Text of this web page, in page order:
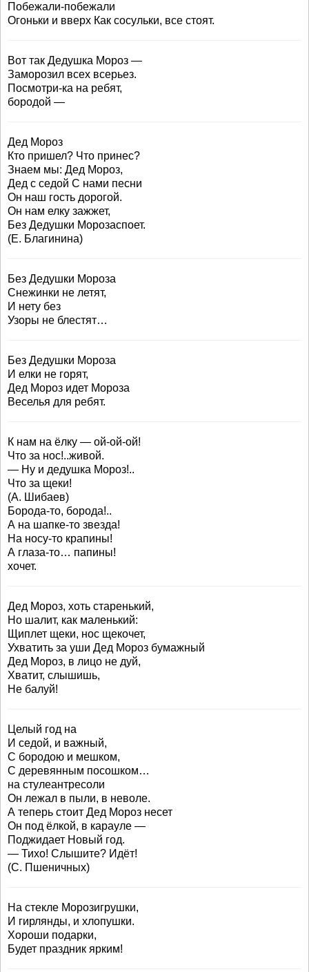
Побежали-побежали
Огоньки и вверх Как сосульки, все стоят.
Вот так Дедушка Мороз —
Заморозил всех всерьез.
Посмотри-ка на ребят,
бородой —
Дед Мороз
Кто пришел? Что принес?
Знаем мы: Дед Мороз,
Дед с седой С нами песни
Он наш гость дорогой.
Он нам елку зажжет,
Без Дедушки Морозаспоет.
(Е. Благинина)
Без Дедушки Мороза
Снежинки не летят,
И нету без
Узоры не блестят…
Без Дедушки Мороза
И елки не горят,
Дед Мороз идет Мороза
Веселья для ребят.
К нам на ёлку — ой-ой-ой!
Что за нос!..живой.
— Ну и дедушка Мороз!..
Что за щеки!
(А. Шибаев)
Борода-то, борода!..
А на шапке-то звезда!
На носу-то крапины!
А глаза-то… папины!
хочет.
Дед Мороз, хоть старенький,
Но шалит, как маленький:
Щиплет щеки, нос щекочет,
Ухватить за уши Дед Мороз бумажный
Дед Мороз, в лицо не дуй,
Хватит, слышишь,
Не балуй!
Целый год на
И седой, и важный,
С бородою и мешком,
С деревянным посошком…
на стулеантресоли
Он лежал в пыли, в неволе.
А теперь стоит Дед Мороз несет
Он под ёлкой, в карауле —
Поджидает Новый год.
— Тихо! Слышите? Идёт!
(С. Пшеничных)
На стекле Морозигрушки,
И гирлянды, и хлопушки.
Хороши подарки,
Будет праздник ярким!